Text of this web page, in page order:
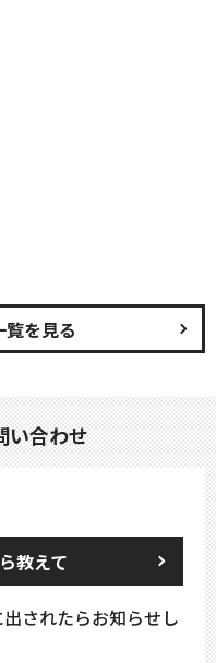
を見る
い合わせ
教えて
されたらお知らせし